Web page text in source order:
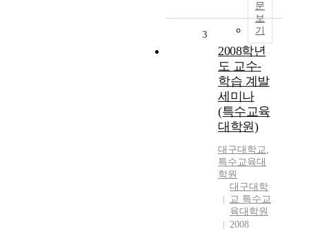
문
보
기
3
2008학년
도 교수-
학습 계발
세미나
(특수교육
대학원)
대구대학교,
특수교육대
학원
대구대학
교 특수교
육대학원
2008